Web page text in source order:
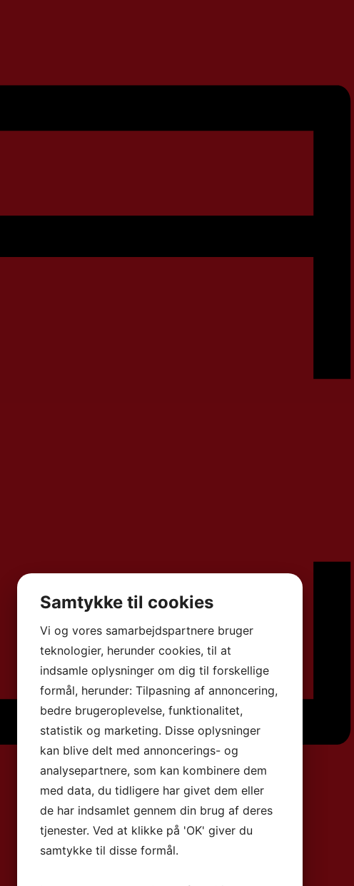
Samtykke til cookies
Vi og vores samarbejdspartnere bruger
teknologier, herunder cookies, til at
indsamle oplysninger om dig til forskellige
formål, herunder: Tilpasning af annoncering,
bedre brugeroplevelse, funktionalitet,
statistik og marketing. Disse oplysninger
kan blive delt med annoncerings- og
analysepartnere, som kan kombinere dem
med data, du tidligere har givet dem eller
de har indsamlet gennem din brug af deres
tjenester. Ved at klikke på 'OK' giver du
samtykke til disse formål.